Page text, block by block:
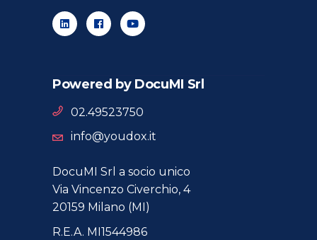
Powered by DocuMI Srl
02.49523750
info@youdox.it
DocuMI Srl a socio unico
Via Vincenzo Civerchio, 4
20159 Milano (MI)
R.E.A. MI1544986